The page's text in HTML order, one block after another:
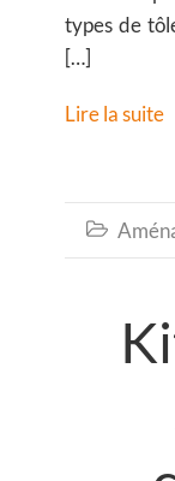
types de
[…]
Lire la suite
